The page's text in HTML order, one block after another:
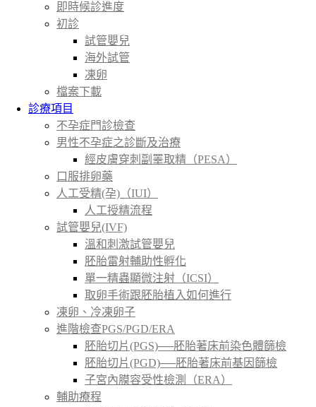
即時候診進度
初診
試管嬰兒
海外試管
凍卵
檔案下載
診療項目
不孕症門診檢查
男性不孕症之診斷及治療
經皮膚穿刺副睪取精（PESA）
口服排卵藥
人工受精(孕)（IUI）
人工授精流程
試管嬰兒(IVF)
溫和刺激試管嬰兒
胚胎雷射輔助性孵化
單一精蟲顯微注射（ICSI）
取卵手術跟胚胎植入如何進行
凍卵、冷凍卵子
進階檢查PGS/PGD/ERA
胚胎切片(PGS)──胚胎著床前染色體篩檢
胚胎切片(PGD)──胚胎著床前基因篩檢
子宮內膜容受性檢測（ERA）
輔助療程